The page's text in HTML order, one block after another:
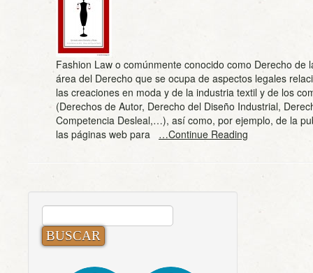
Fashion Law o comúnmente conocido como Derecho de
área del Derecho que se ocupa de aspectos legales
las creaciones en moda y de la industria textil y de los
(Derechos de Autor, Derecho del Diseño Industrial,
Competencia Desleal,…), así como, por ejemplo, de la
las páginas web para …Continue Reading
BUSCAR: